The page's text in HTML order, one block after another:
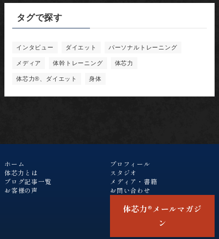
タグで探す
インタビュー ダイエット パーソナルトレーニング
メディア 体幹トレーニング 体芯力
体芯力®︎、ダイエット 身体
ホーム
体芯力とは
ブログ記事一覧
お客様の声
プロフィール
スタジオ
メディア・書籍
お問い合わせ
体芯力®︎メールマガジ
ン